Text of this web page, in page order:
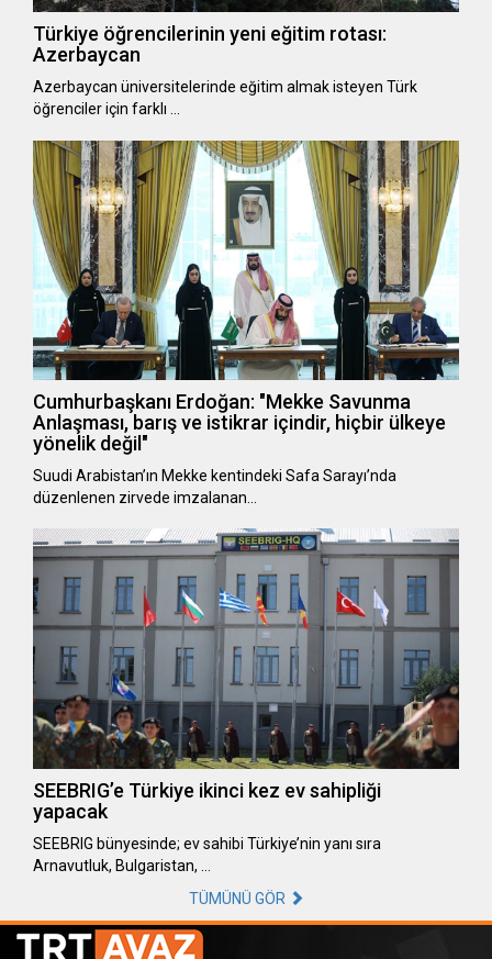
Türkiye öğrencilerinin yeni eğitim rotası:
Azerbaycan
Azerbaycan üniversitelerinde eğitim almak isteyen Türk
öğrenciler için farklı …
Cumhurbaşkanı Erdoğan: "Mekke Savunma
Anlaşması, barış ve istikrar içindir, hiçbir ülkeye
yönelik değil"
Suudi Arabistan’ın Mekke kentindeki Safa Sarayı’nda
düzenlenen zirvede imzalanan…
SEEBRIG’e Türkiye ikinci kez ev sahipliği
yapacak
SEEBRIG bünyesinde; ev sahibi Türkiye’nin yanı sıra
Arnavutluk, Bulgaristan, …
TÜMÜNÜ GÖR